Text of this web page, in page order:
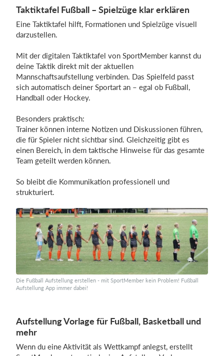
Taktiktafel Fußball – Spielzüge klar erklären
Eine Taktiktafel hilft, Formationen und Spielzüge visuell
darzustellen.
Mit der digitalen Taktiktafel von SportMember kannst du
deine Taktik direkt mit der aktuellen
Mannschaftsaufstellung verbinden. Das Spielfeld passt
sich automatisch deiner Sportart an – egal ob Fußball,
Handball oder Hockey.
Besonders praktisch:
Trainer können interne Notizen und Diskussionen führen,
die für Spieler nicht sichtbar sind. Gleichzeitig gibt es
einen Bereich, in dem taktische Hinweise für das gesamte
Team geteilt werden können.
So bleibt die Kommunikation professionell und
strukturiert.
Die Fußball Aufstellung erstellen - mit SportMember kein Problem! Fußball
Aufstellung App immer dabei!
Aufstellung Vorlage für Fußball, Basketball und
mehr
Wenn du eine Aktivität als Wettkampf anlegst, erstellt